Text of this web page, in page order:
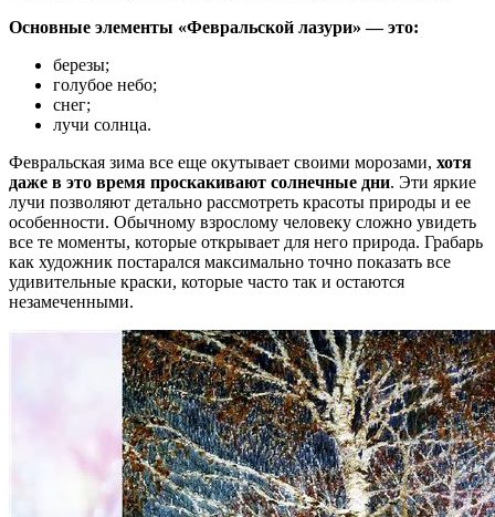
Основные элементы «Февральской лазури» — это:
березы;
голубое небо;
снег;
лучи солнца.
Февральская зима все еще окутывает своими морозами, хотя
даже в это время проскакивают солнечные дни. Эти яркие
лучи позволяют детально рассмотреть красоты природы и ее
особенности. Обычному взрослому человеку сложно увидеть
все те моменты, которые открывает для него природа. Грабарь
как художник постарался максимально точно показать все
удивительные краски, которые часто так и остаются
незамеченными.